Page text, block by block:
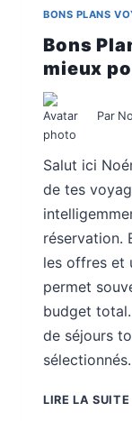
BONS PLANS
Bons
mieux
Par
Salut ici
de tes
réservation.
les offres et
permet
budget
de séjours
LIRE LA SUITE